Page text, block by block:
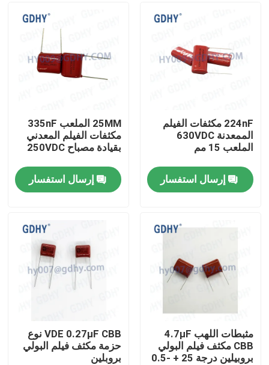
الصفحة الرئيسية
منتجات
جولة في المعمل
اتصل بنا
224nF مكثفات الفيلم
الممعدنة 630VDC
الملعب 15 مم
إرسال استفسار
25MM الملعب 335nF
مكثفات الفيلم المعدني
بقيادة مصباح 250VDC
إرسال استفسار
مثبطات اللهب 4.7μF
CBB مكثف فيلم البولي
بروبيلين درجة 25 + -0.5
VDE 0.27μF CBB نوع
حزمة مكثف فيلم البولي
بروبلين